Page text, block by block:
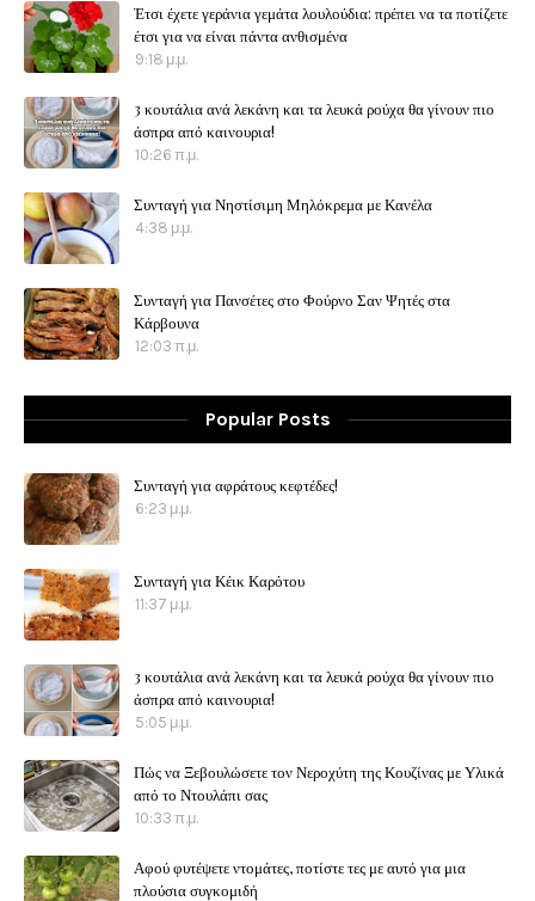
Έτσι έχετε γεράνια γεμάτα λουλούδια: πρέπει να τα ποτίζετε
έτσι για να είναι πάντα ανθισμένα
9:18 μ.μ.
3 κουτάλια ανά λεκάνη και τα λευκά ρούχα θα γίνουν πιο
άσπρα από καινουρια!
10:26 π.μ.
Συνταγή για Νηστίσιμη Μηλόκρεμα με Κανέλα
4:38 μ.μ.
Συνταγή για Πανσέτες στο Φούρνο Σαν Ψητές στα
Κάρβουνα
12:03 π.μ.
Popular Posts
Συνταγή για αφράτους κεφτέδες!
6:23 μ.μ.
Συνταγή για Κέικ Καρότου
11:37 μ.μ.
3 κουτάλια ανά λεκάνη και τα λευκά ρούχα θα γίνουν πιο
άσπρα από καινουρια!
5:05 μ.μ.
Πώς να Ξεβουλώσετε τον Νεροχύτη της Κουζίνας με Υλικά
από το Ντουλάπι σας
10:33 π.μ.
Αφού φυτέψετε ντομάτες, ποτίστε τες με αυτό για μια
πλούσια συγκομιδή